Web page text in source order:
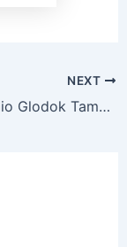
NEXT
Sewa Hiace Premio Glodok Taman Sari Jakarta Barat